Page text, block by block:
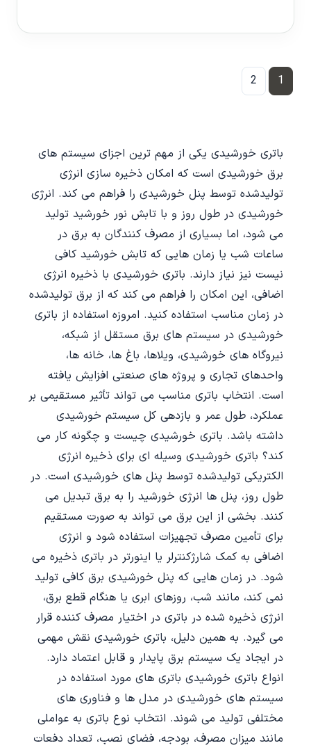
1
2
باتری خورشیدی یکی از مهم ترین اجزای سیستم های
برق خورشیدی است که امکان ذخیره سازی انرژی
تولیدشده توسط پنل خورشیدی را فراهم می کند. انرژی
خورشیدی در طول روز و با تابش نور خورشید تولید
می شود، اما بسیاری از مصرف کنندگان به برق در
ساعات شب یا زمان هایی که تابش خورشید کافی
نیست نیز نیاز دارند. باتری خورشیدی با ذخیره انرژی
اضافی، این امکان را فراهم می کند که از برق تولیدشده
در زمان مناسب استفاده کنید. امروزه استفاده از باتری
خورشیدی در سیستم های برق مستقل از شبکه،
نیروگاه های خورشیدی، ویلاها، باغ ها، خانه ها،
واحدهای تجاری و پروژه های صنعتی افزایش یافته
است. انتخاب باتری مناسب می تواند تأثیر مستقیمی بر
عملکرد، طول عمر و بازدهی کل سیستم خورشیدی
داشته باشد. باتری خورشیدی چیست و چگونه کار می
کند؟ باتری خورشیدی وسیله ای برای ذخیره انرژی
الکتریکی تولیدشده توسط پنل های خورشیدی است. در
طول روز، پنل ها انرژی خورشید را به برق تبدیل می
کنند. بخشی از این برق می تواند به صورت مستقیم
برای تأمین مصرف تجهیزات استفاده شود و انرژی
اضافی به کمک شارژکنترلر یا اینورتر در باتری ذخیره می
شود. در زمان هایی که پنل خورشیدی برق کافی تولید
نمی کند، مانند شب، روزهای ابری یا هنگام قطع برق،
انرژی ذخیره شده در باتری در اختیار مصرف کننده قرار
می گیرد. به همین دلیل، باتری خورشیدی نقش مهمی
در ایجاد یک سیستم برق پایدار و قابل اعتماد دارد.
انواع باتری خورشیدی باتری های مورد استفاده در
سیستم های خورشیدی در مدل ها و فناوری های
مختلفی تولید می شوند. انتخاب نوع باتری به عواملی
مانند میزان مصرف، بودجه، فضای نصب، تعداد دفعات